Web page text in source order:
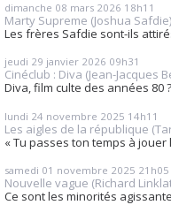
dimanche 08 mars 2026 18h11
Marty Supreme (Joshua Safdie)
Les frères Safdie sont-ils
jeudi 29 janvier 2026 09h31
Cinéclub : Diva (Jean-Jacques
Diva, film culte des années 80
lundi 24 novembre 2025 14h11
Les aigles de la république
« Tu passes ton temps à jouer
samedi 01 novembre 2025 21h05
Nouvelle vague (Richard
Ce sont les minorités